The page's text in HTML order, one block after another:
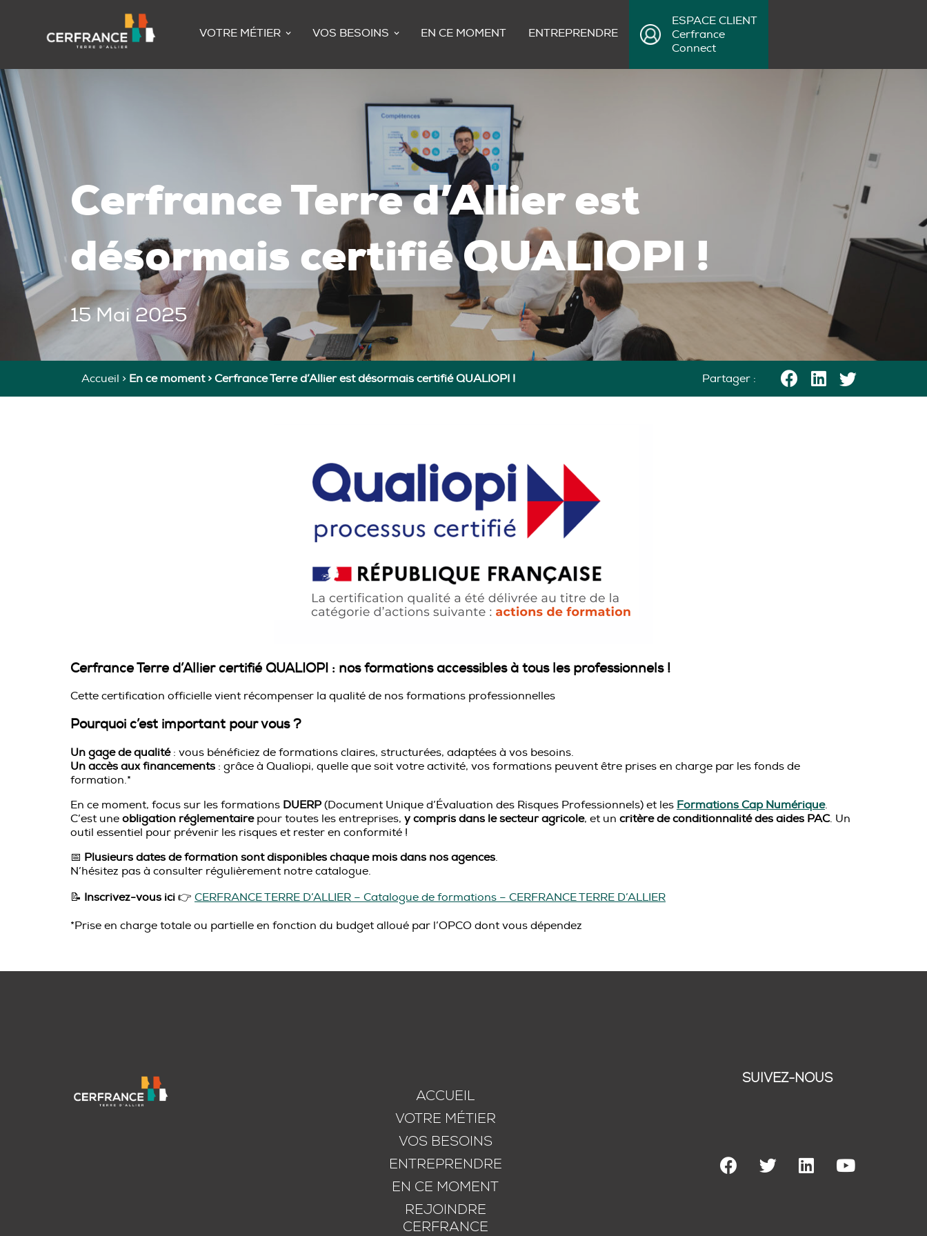
VOTRE MÉTIER VOS BESOINS EN CE MOMENT ENTREPRENDRE
ESPACE CLIENT
Cerfrance
Connect
Cerfrance Terre d’Allier est
désormais certifié QUALIOPI !
15 Mai 2025
Accueil > En ce moment> Cerfrance Terre d’Allier est désormais certifié QUALIOPI ! Partager :
Cerfrance Terre d’Allier certifié QUALIOPI : nos formations accessibles à tous les professionnels !
Cette certification officielle vient récompenser la qualité de nos formations professionnelles
Pourquoi c’est important pour vous ?
Un gage de qualité: vous bénéficiez de formations claires, structurées, adaptées à vos besoins.
Un accès aux financements : grâce à Qualiopi, quelle que soit votre activité, vos formations peuvent être prises en charge par les fonds de
formation.*
En ce moment, focus sur les formations DUERP (Document Unique d’Évaluation des Risques Professionnels) et les Formations Cap Numérique.
C’est une obligation réglementairepour toutes les entreprises, y compris dans le secteur agricole, et un critère de conditionnalité des aides PAC. Un
outil essentiel pour prévenir les risques et rester en conformité !
📅 Plusieurs dates de formation sont disponibles chaque mois dans nos agences.
N’hésitez pas à consulter régulièrement notre catalogue.
📝 Inscrivez-vous ici 👉 CERFRANCE TERRE D’ALLIER – Catalogue de formations – CERFRANCE TERRE D’ALLIER
*Prise en charge totale ou partielle en fonction du budget alloué par l’OPCO dont vous dépendez
ACCUEIL
VOTRE MÉTIER
VOS BESOINS
ENTREPRENDRE
EN CE MOMENT
REJOINDRE
CERFRANCE
SUIVEZ-NOUS